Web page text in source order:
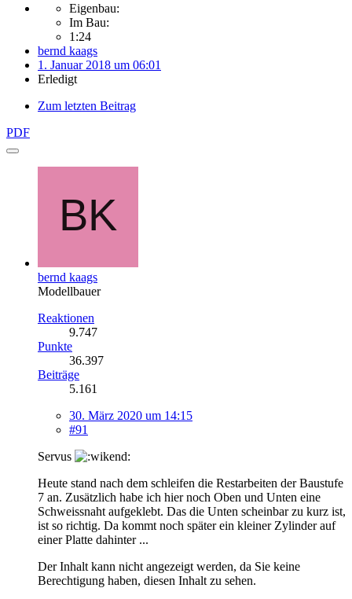
Eigenbau:
Im Bau:
1:24
bernd kaags
1. Januar 2018 um 06:01
Erledigt
Zum letzten Beitrag
PDF
bernd kaags
Modellbauer
Reaktionen
9.747
Punkte
36.397
Beiträge
5.161
30. März 2020 um 14:15
#91
Servus
Heute stand nach dem schleifen die Restarbeiten der Baustufe
7 an. Zusätzlich habe ich hier noch Oben und Unten eine
Schweissnaht aufgeklebt. Das die Unten scheinbar zu kurz ist,
ist so richtig. Da kommt noch später ein kleiner Zylinder auf
einer Platte dahinter ...
Der Inhalt kann nicht angezeigt werden, da Sie keine
Berechtigung haben, diesen Inhalt zu sehen.